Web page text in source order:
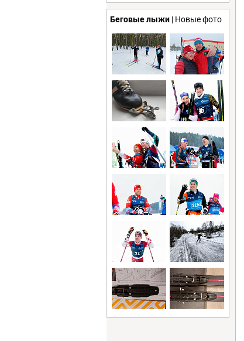
Беговые лыжи | Новые фото